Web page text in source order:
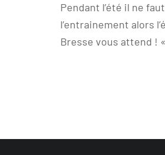
Pendant l’été il ne
l’entrainement alors
Bresse vous attend !